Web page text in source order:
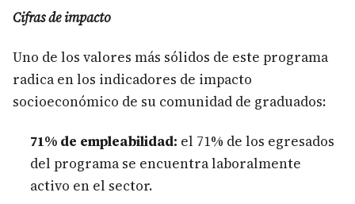
Cifras de impacto
Uno de los valores más sólidos de este programa
radica en los indicadores de impacto
socioeconómico de su comunidad de graduados:
71% de empleabilidad: el 71% de los egresados
del programa se encuentra laboralmente
activo en el sector.